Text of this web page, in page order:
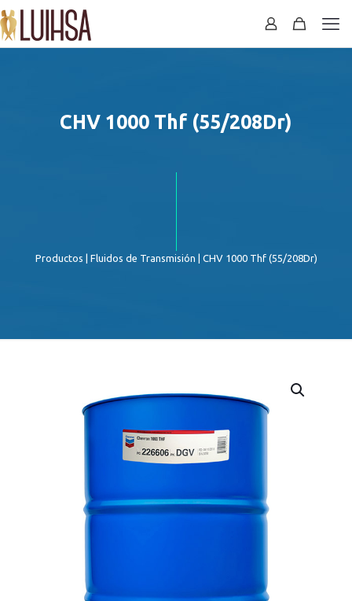
CHV 1000 Thf (55/208Dr)
Productos Fluidos de Transmisión | CHV 1000 Thf (55/208Dr)